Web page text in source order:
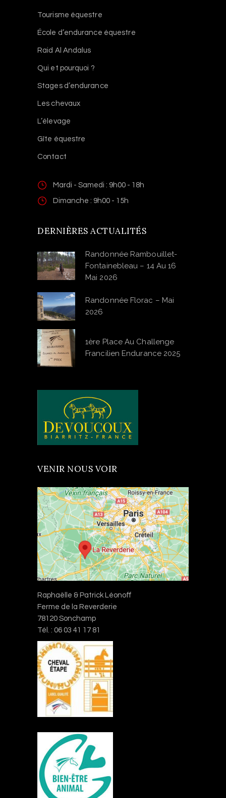
Tourisme équestre
École d’endurance équestre
Raid Al Andalus
Qui et pourquoi ?
Stages d’endurance
Les chevaux
L’élevage
Gîte équestre
Contact
Mardi - Samedi : 9h00 - 18h
Dimanche : 9h00 - 15h
DERNIÈRES ACTUALITÉS
Randonnée Rambouillet-
Fontainebleau – 14 Au 16
Mai 2026
Randonnée Florac – Mai
2026
1ère Place Au Challenge
Francilien Endurance 2025
VENIR NOUS VOIR
Raphaëlle & Patrick Léonoff
Ferme de la Reverderie
78120 Sonchamp
Tél. : 06 03 41 17 81